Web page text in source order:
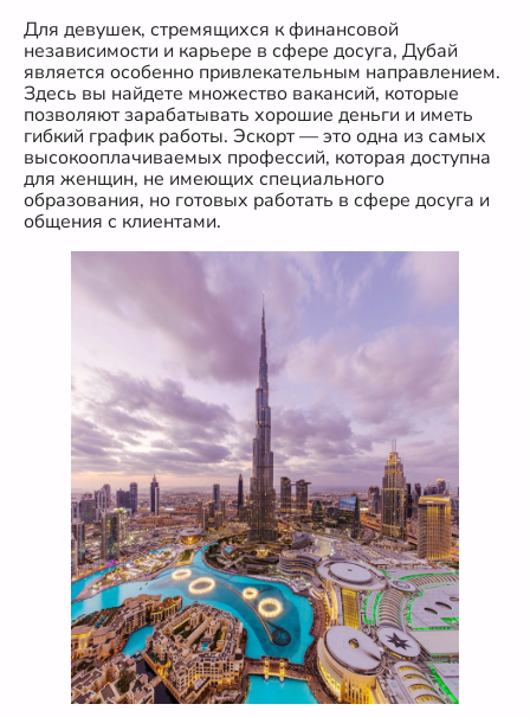
Для девушек, стремящихся к финансовой
независимости и карьере в сфере досуга, Дубай
является особенно привлекательным направлением.
Здесь вы найдете множество вакансий, которые
позволяют зарабатывать хорошие деньги и иметь
гибкий график работы. Эскорт — это одна из самых
высокооплачиваемых профессий, которая доступна
для женщин, не имеющих специального
образования, но готовых работать в сфере досуга и
общения с клиентами.